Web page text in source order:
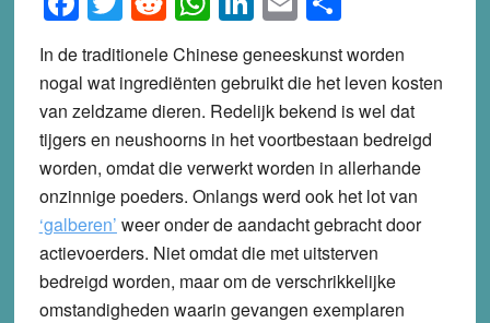
In de traditionele Chinese geneeskunst worden
nogal wat ingrediënten gebruikt die het leven kosten
van zeldzame dieren. Redelijk bekend is wel dat
tijgers en neushoorns in het voortbestaan bedreigd
worden, omdat die verwerkt worden in allerhande
onzinnige poeders. Onlangs werd ook het lot van
‘galberen’ weer onder de aandacht gebracht door
actievoerders. Niet omdat die met uitsterven
bedreigd worden, maar om de verschrikkelijke
omstandigheden waarin gevangen exemplaren